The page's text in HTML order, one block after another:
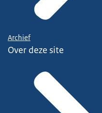
Archief
Over deze site